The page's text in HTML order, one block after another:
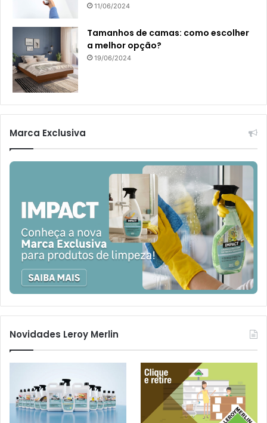
11/06/2024
Tamanhos de camas: como escolher
a melhor opção?
19/06/2024
Marca Exclusiva
Novidades Leroy Merlin